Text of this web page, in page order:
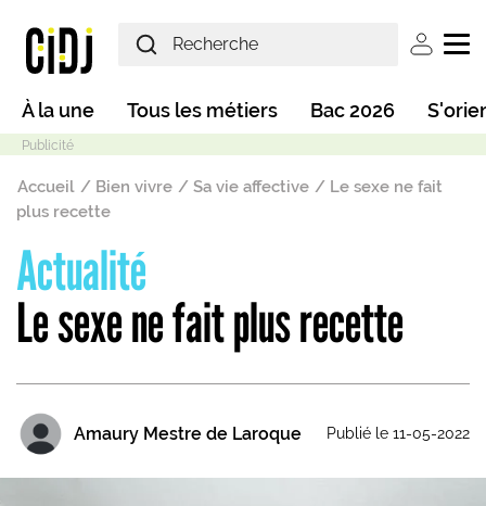
User
Main navigation
À la une Tous les métiers Bac 2026
Fil d'Ariane
Accueil Bien vivre Sa vie affective
Le sexe ne fait
plus recette
Actualité
Le sexe ne fait plus recette
Amaury Mestre de Laroque Publié le 11-05-2022